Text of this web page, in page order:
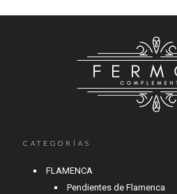
CATEGORÍAS
FLAMENCA
Pendientes de Flamenca